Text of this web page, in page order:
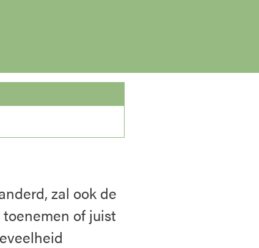
zal ook de
of juist